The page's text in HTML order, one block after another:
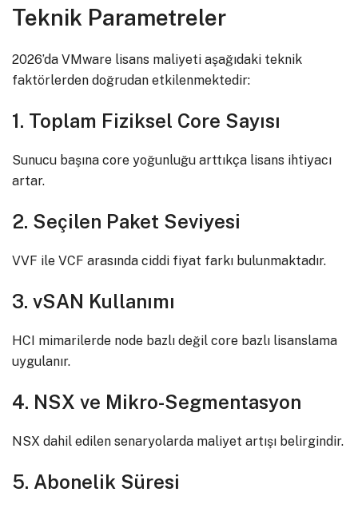
Teknik Parametreler
2026’da VMware lisans maliyeti aşağıdaki teknik
faktörlerden doğrudan etkilenmektedir:
1. Toplam Fiziksel Core Sayısı
Sunucu başına core yoğunluğu arttıkça lisans ihtiyacı
artar.
2. Seçilen Paket Seviyesi
VVF ile VCF arasında ciddi fiyat farkı bulunmaktadır.
3. vSAN Kullanımı
HCI mimarilerde node bazlı değil core bazlı lisanslama
uygulanır.
4. NSX ve Mikro-Segmentasyon
NSX dahil edilen senaryolarda maliyet artışı belirgindir.
5. Abonelik Süresi